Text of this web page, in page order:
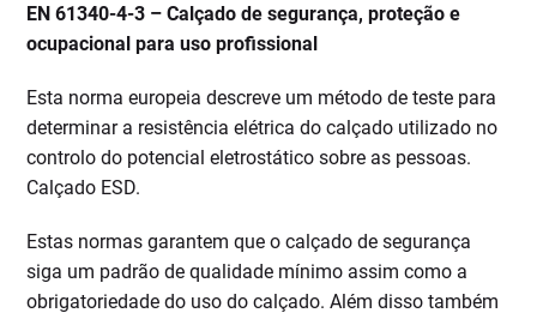
EN 61340-4-3 – Calçado de segurança, proteção e
ocupacional para uso profissional
Esta norma europeia descreve um método de teste para
determinar a resistência elétrica do calçado utilizado no
controlo do potencial eletrostático sobre as pessoas.
Calçado ESD.
Estas normas garantem que o calçado de segurança
siga um padrão de qualidade mínimo assim como a
obrigatoriedade do uso do calçado. Além disso também